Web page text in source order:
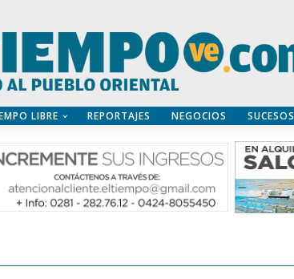
LIBRE REPORTAJES NEGOCIOS SUCESOS